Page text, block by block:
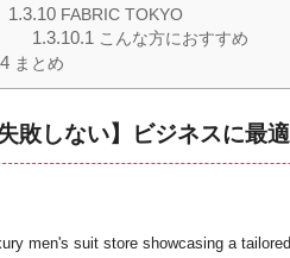
1.3.10 FABRIC TOKYO
1.3.10.1 こんな方におすすめ
まとめ
失敗しない】ビジネスに最